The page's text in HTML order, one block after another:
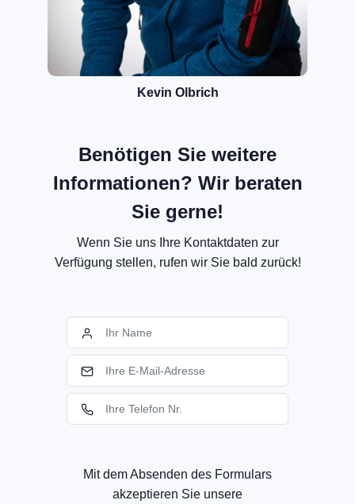
Kevin Olbrich
Benötigen Sie weitere
Informationen? Wir beraten
Sie gerne!
Wenn Sie uns Ihre Kontaktdaten zur
Verfügung stellen, rufen wir Sie bald zurück!
Mit dem Absenden des Formulars
akzeptieren Sie unsere